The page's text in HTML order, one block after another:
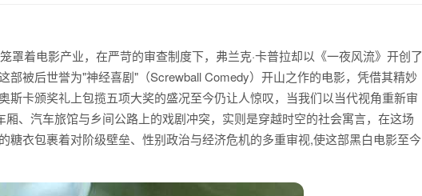
罩着电影产业，在严苛的审查制度下，弗兰克·卡普拉却以《一夜风流》开创了
部被后世誉为"神经喜剧"（Screwball Comedy）开山之作的电影，凭借其精妙
斯卡颁奖礼上包揽五项大奖的盛况至今仍让人惊叹，当我们以当代视角重新审
、汽车旅馆与乡间公路上的戏剧冲突，实则是穿越时空的社会寓言，在这场
糖衣包裹着对阶级壁垒、性别政治与经济危机的多重审视,使这部黑白电影至今